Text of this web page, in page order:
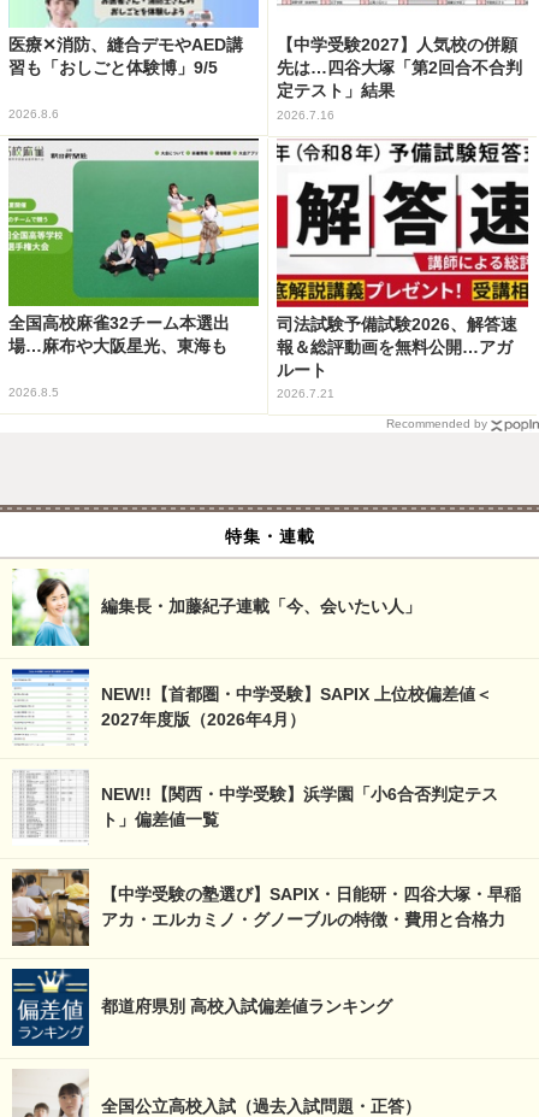
医療✕消防、縫合デモやAED講
習も「おしごと体験博」9/5
2026.8.6
【中学受験2027】人気校の併願
先は…四谷大塚「第2回合不合判
定テスト」結果
2026.7.16
全国高校麻雀32チーム本選出
場…麻布や大阪星光、東海も
2026.8.5
司法試験予備試験2026、解答速
報＆総評動画を無料公開…アガ
ルート
2026.7.21
Recommended by
特集・連載
編集長・加藤紀子連載「今、会いたい人」
NEW!!【首都圏・中学受験】SAPIX 上位校偏差値＜
2027年度版（2026年4月）
NEW!!【関西・中学受験】浜学園「小6合否判定テス
ト」偏差値一覧
【中学受験の塾選び】SAPIX・日能研・四谷大塚・早稲
アカ・エルカミノ・グノーブルの特徴・費用と合格力
都道府県別 高校入試偏差値ランキング
全国公立高校入試（過去入試問題・正答）